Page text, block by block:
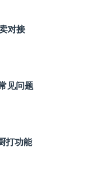
对接
见问题
打功能